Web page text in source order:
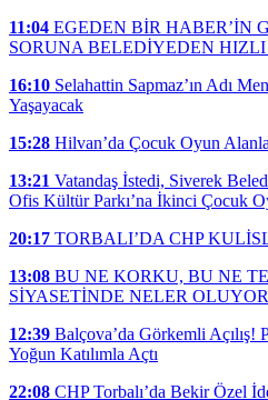
11:04 EGEDEN BİR HABER’İN
SORUNA BELEDİYEDEN
16:10 Selahattin Sapmaz’ın Adı
Yaşayacak
15:28 Hilvan’da Çocuk Oyun
13:21 Vatandaş İstedi, Siverek
Ofis Kültür Parkı’na İkinci Çocuk
20:17 TORBALI’DA CHP
13:08 BU NE KORKU, BU NE
SİYASETİNDE NELER
12:39 Balçova’da Görkemli Açılış!
Yoğun Katılımla Açtı
22:08 CHP Torbalı’da Bekir Özel